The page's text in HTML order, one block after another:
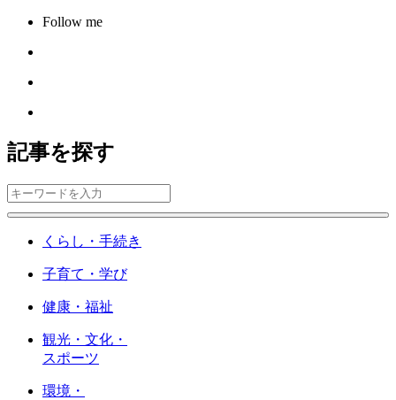
Follow me
記事を探す
くらし・手続き
子育て・学び
健康・福祉
観光・文化・
スポーツ
環境・